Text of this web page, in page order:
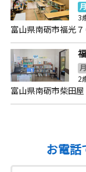
月
3
富山県南砺市福光７
月
2
富山県南砺市柴田
お電話